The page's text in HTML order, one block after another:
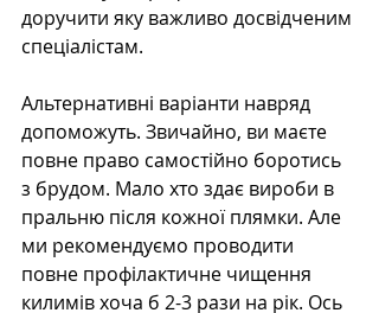
доручити яку важливо досвідченим
спеціалістам.
Альтернативні варіанти навряд
допоможуть. Звичайно, ви маєте
повне право самостійно боротись
з брудом. Мало хто здає вироби в
пральню після кожної плямки. Але
ми рекомендуємо проводити
повне профілактичне чищення
килимів хоча б 2-3 рази на рік. Ось